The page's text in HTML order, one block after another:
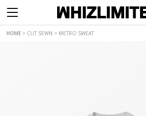
HOME > CUT SEWN > METRO SWEAT